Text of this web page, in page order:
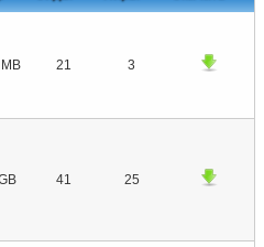
21 3
41 25